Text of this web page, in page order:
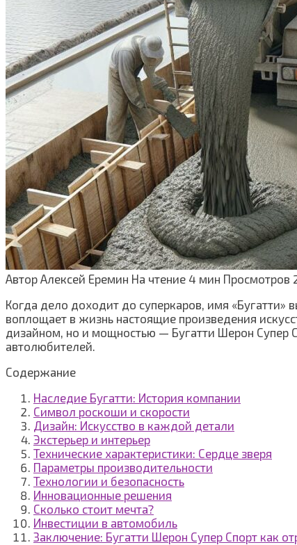
Автор Алексей Еремин На чтение 4 мин Просмотров
Когда дело доходит до суперкаров, имя «Бугатти»
воплощает в жизнь настоящие произведения
дизайном, но и мощностью — Бугатти Шерон Супер
автолюбителей.
Содержание
Наследие Бугатти: История компании
Символ роскоши и скорости
Дизайн: Искусство в каждой детали
Экстерьер и интерьер
Технические характеристики: Сердце зверя
Параметры производительности
Технологии и безопасность
Инновационные решения
Сколько стоит мечта?
Инвестиции в автомобиль
Заключение: Бугатти Шерон Супер Спорт как